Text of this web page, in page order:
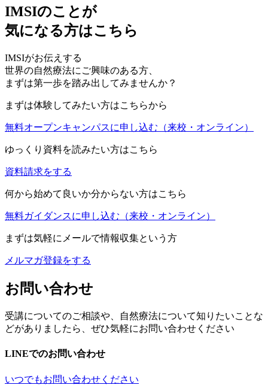
IMSIのことが
気になる方はこちら
IMSIがお伝えする
世界の自然療法にご興味のある方、
まずは第一歩を踏み出してみませんか？
まずは体験してみたい方はこちらから
無料オープンキャンパスに申し込む （来校・オンライン）
ゆっくり資料を読みたい方はこちら
資料請求をする
何から始めて良いか分からない方はこちら
無料ガイダンスに申し込む （来校・オンライン）
まずは気軽にメールで情報収集という方
メルマガ登録をする
お問い合わせ
受講についてのご相談や、自然療法について知りたいことな
どがありましたら、ぜひ気軽にお問い合わせください
LINEでのお問い合わせ
いつでもお問い合わせください